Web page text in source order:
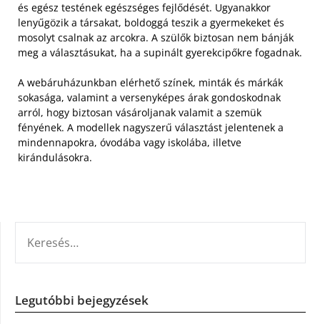
és egész testének egészséges fejlődését. Ugyanakkor
lenyűgözik a társakat, boldoggá teszik a gyermekeket és
mosolyt csalnak az arcokra. A szülők biztosan nem bánják
meg a választásukat, ha a supinált gyerekcipőkre fogadnak.
A webáruházunkban elérhető színek, minták és márkák
sokasága, valamint a versenyképes árak gondoskodnak
arról, hogy biztosan vásároljanak valamit a szemük
fényének. A modellek nagyszerű választást jelentenek a
mindennapokra, óvodába vagy iskolába, illetve
kirándulásokra.
Legutóbbi bejegyzések